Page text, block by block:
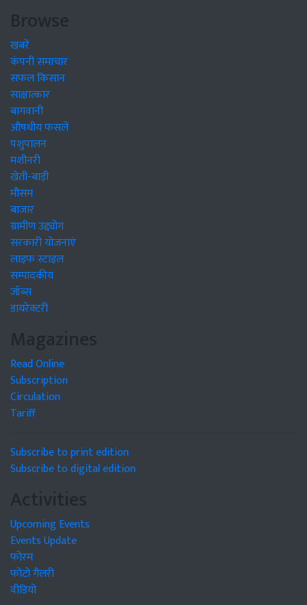
Browse
खबरें
कंपनी समाचार
सफल किसान
साक्षात्कार
बागवानी
औषधीय फसलें
पशुपालन
मशीनरी
खेती-बाड़ी
मौसम
बाजार
ग्रामीण उद्द्योग
सरकारी योजनाएं
लाइफ स्टाइल
सम्पादकीय
जॉब्स
डायरेक्टरी
Magazines
Read Online
Subscription
Circulation
Tariff
Subscribe to print edition
Subscribe to digital edition
Activities
Upcoming Events
Events Update
फोरम
फोटो गैलरी
वीडियो